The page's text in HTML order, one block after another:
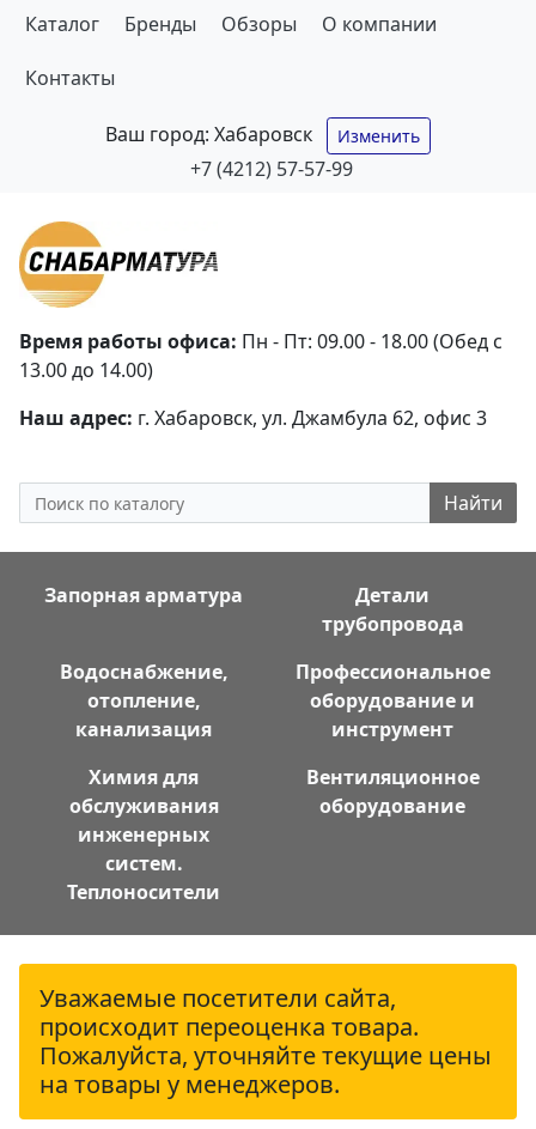
Каталог Бренды Обзоры О компании
Контакты
Ваш город: Хабаровск Изменить
+7 (4212) 57-57-99
Время работы офиса: Пн - Пт: 09.00 - 18.00 (Обед с
13.00 до 14.00)
Наш адрес: г. Хабаровск, ул. Джамбула 62, офис 3
Найти
Запорная арматура
Детали
трубопровода
Водоснабжение,
отопление,
канализация
Профессиональное
оборудование и
инструмент
Химия для
обслуживания
инженерных
систем.
Теплоносители
Вентиляционное
оборудование
Уважаемые посетители сайта,
происходит переоценка товара.
Пожалуйста, уточняйте текущие цены
на товары у менеджеров.